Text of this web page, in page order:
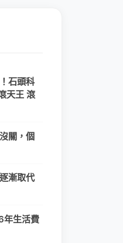
石頭科
天王 滾
關，個
漸取代
年生活費